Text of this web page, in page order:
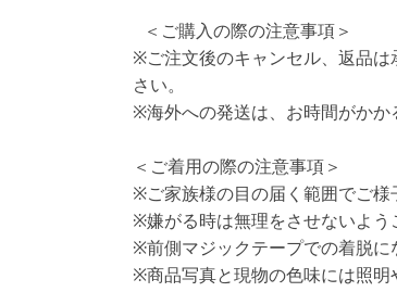
＜ご購入の際の注意事項＞
※ご注文後のキャンセル、返品
さい。
※海外への発送は、お時間がかか
＜ご着用の際の注意事項＞
※ご家族様の目の届く範囲でご様
※嫌がる時は無理をさせないよう
※前側マジックテープでの着脱に
※商品写真と現物の色味には照